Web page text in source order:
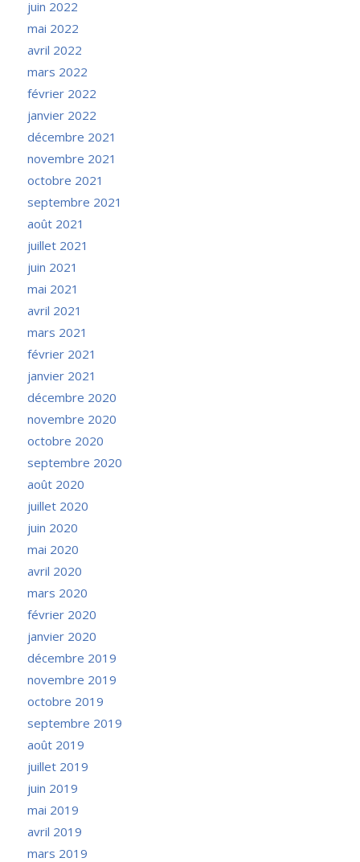
juin 2022
mai 2022
avril 2022
mars 2022
février 2022
janvier 2022
décembre 2021
novembre 2021
octobre 2021
septembre 2021
août 2021
juillet 2021
juin 2021
mai 2021
avril 2021
mars 2021
février 2021
janvier 2021
décembre 2020
novembre 2020
octobre 2020
septembre 2020
août 2020
juillet 2020
juin 2020
mai 2020
avril 2020
mars 2020
février 2020
janvier 2020
décembre 2019
novembre 2019
octobre 2019
septembre 2019
août 2019
juillet 2019
juin 2019
mai 2019
avril 2019
mars 2019